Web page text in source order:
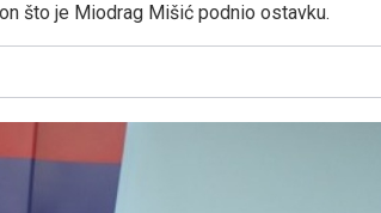
što je Miodrag Mišić podnio ostavku.